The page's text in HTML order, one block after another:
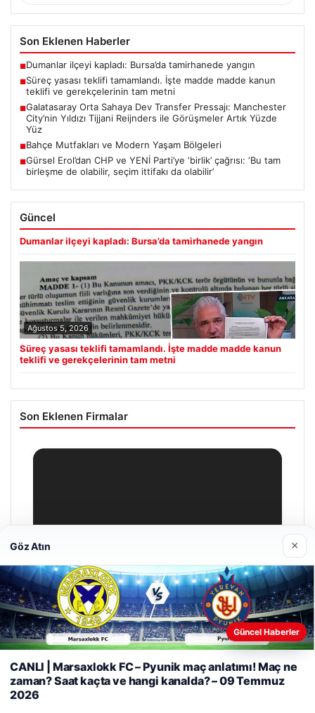
Son Eklenen Haberler
■Dumanlar ilçeyi kapladı: Bursa’da tamirhanede yangın
■Süreç yasası teklifi tamamlandı. İşte madde madde kanun
teklifi ve gerekçelerinin tam metni
■Galatasaray Orta Sahaya Dev Transfer Pressajı: Manchester
City’nin Yıldızı Tijjani Reijnders ile Görüşmeler Artık Yüzde
Yüz
■Bahçe Mutfakları ve Modern Yaşam Bölgeleri
■Gürsel Erol’dan CHP ve YENİ Parti’ye ‘birlik’ çağrısı: ‘Bu tam
birleşme de olabilir, seçim ittifakı da olabilir’
Güncel
Dumanlar ilçeyi kapladı: Bursa’da tamirhanede yangın
Ağustos 5, 2026
Süreç yasası teklifi tamamlandı. İşte madde madde kanun
teklifi ve gerekçelerinin tam metni
Son Eklenen Firmalar
Web sitemizi nasıl kullandığınızı daha iyi anlayabilmek,
deneyiminizi kişiselleştirmek ve geliştirmek amacıyla çerezler
kullanıyoruz. Çerez Politikamız
Reddet
Göz Atın ×
Güncel Haberler
CANLI | Marsaxlokk FC – Pyunik maç anlatımı! Maç ne
zaman? Saat kaçta ve hangi kanalda? – 09 Temmuz
2026